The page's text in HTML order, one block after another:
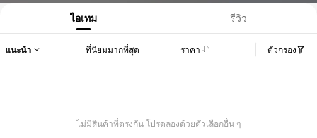
ไอเทม รีวิว
แนะนำ ที่นิยมมากที่สุด ราคา ตัวกรอง
ไม่มีสินค้าที่ตรงกัน โปรดลองด้วยตัวเลือกอื่น ๆ